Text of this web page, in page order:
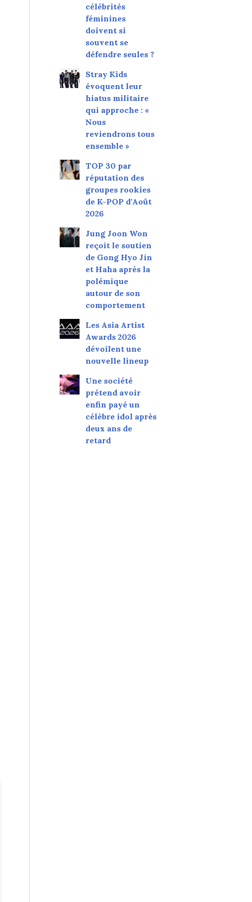
célébrités
féminines
doivent si
souvent se
défendre seules ?
Stray Kids
évoquent leur
hiatus militaire
qui approche : «
Nous
reviendrons tous
ensemble »
TOP 30 par
réputation des
groupes rookies
de K-POP d'Août
2026
Jung Joon Won
reçoit le soutien
de Gong Hyo Jin
et Haha après la
polémique
autour de son
comportement
Les Asia Artist
Awards 2026
dévoilent une
nouvelle lineup
Une société
prétend avoir
enfin payé un
célèbre idol après
deux ans de
retard